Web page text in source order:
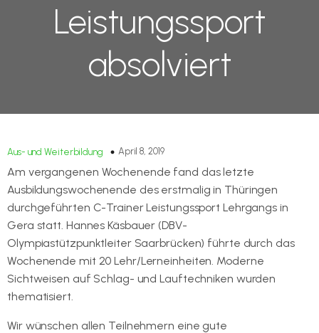
Leistungssport
absolviert
Aus- und Weiterbildung April 8, 2019
Am vergangenen Wochenende fand das letzte
Ausbildungswochenende des erstmalig in Thüringen
durchgeführten C-Trainer Leistungssport Lehrgangs in
Gera statt. Hannes Käsbauer (DBV-
Olympiastützpunktleiter Saarbrücken) führte durch das
Wochenende mit 20 Lehr/Lerneinheiten. Moderne
Sichtweisen auf Schlag- und Lauftechniken wurden
thematisiert.
Wir wünschen allen Teilnehmern eine gute